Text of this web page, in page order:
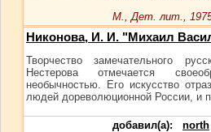
М., Дет. лит.,
Никонова, И. И. "Михаил
Творчество замечательного
Нестерова отмечается
необычностью. Его искусство
людей дореволюционной России, и
добавил(а): north